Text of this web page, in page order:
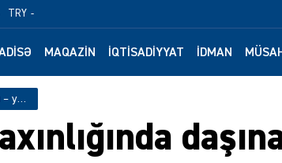
TRY -
MAQAZIN İQTISADIYYAT İDMAN
Strateji su anbarının yaxınlığında daşınan torpaq qatı – yaranan təhlükə və əmələ gələn acı mənzərə — GÖRÜNTÜLƏR